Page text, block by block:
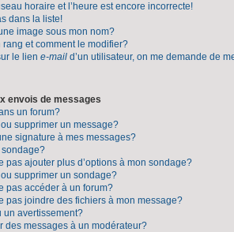
horaire et l’heure est encore incorrecte!
dans la liste!
image sous mon nom?
rang et comment le modifier?
le lien e-mail d’un utilisateur, on me demande de
envois de messages
un forum?
supprimer un message?
signature à mes messages?
pas ajouter plus d’options à mon sondage?
supprimer un sondage?
pas accéder à un forum?
pas joindre des fichiers à mon message?
un avertissement?
des messages à un modérateur?